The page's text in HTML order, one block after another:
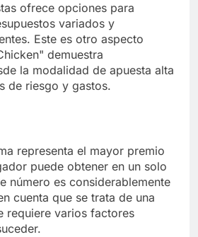
ofrece opciones para
variados y
Este es otro aspecto
demuestra
la modalidad de apuesta alta
de riesgo y gastos.
representa el mayor premio
puede obtener en un solo
número es considerablemente
cuenta que se trata de una
requiere varios factores